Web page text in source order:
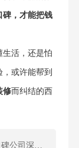
碑，才能把钱
生活，还是怕
或许能帮到
修而纠结的西
上一篇：西安大平层装修避坑指南：2026口碑公司深度测评，这5家不踩雷